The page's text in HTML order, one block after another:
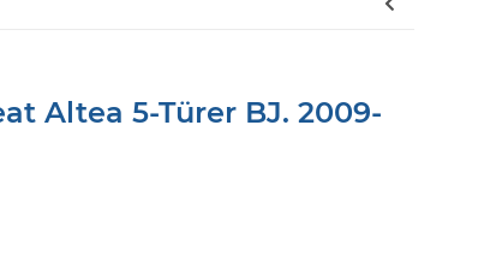
Altea 5-Türer BJ. 2009-